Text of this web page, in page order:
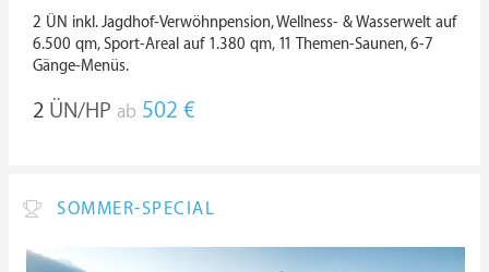
2 ÜN inkl. Jagdhof-Verwöhnpension, Wellness- & Wasserwelt auf
6.500 qm, Sport-Areal auf 1.380 qm, 11 Themen-Saunen, 6-7
Gänge-Menüs.
2 ÜN/HP ab 502 €
SOMMER-SPECIAL